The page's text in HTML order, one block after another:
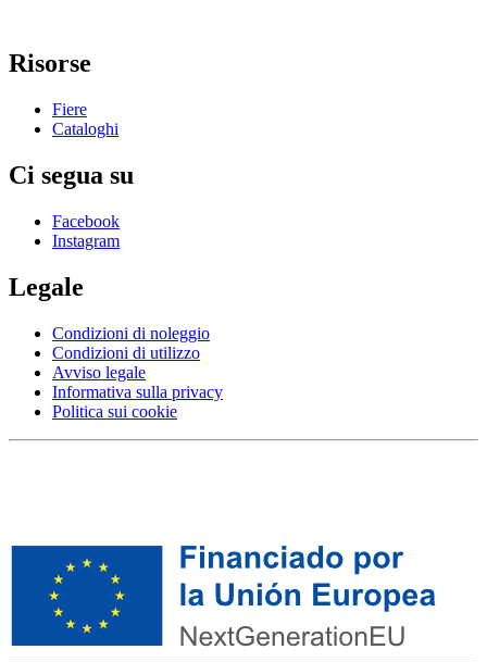
Risorse
Fiere
Cataloghi
Ci segua su
Facebook
Instagram
Legale
Condizioni di noleggio
Condizioni di utilizzo
Avviso legale
Informativa sulla privacy
Politica sui cookie